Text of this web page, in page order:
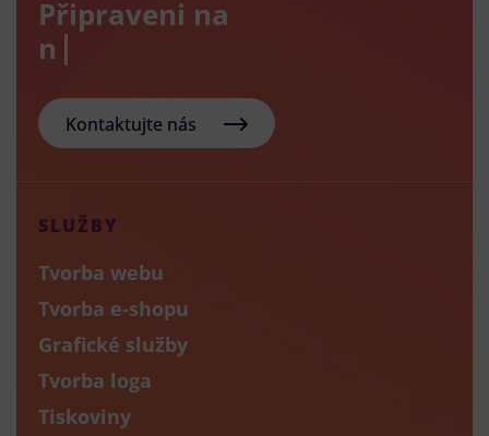
Připraveni na
nový
Kontaktujte nás
SLUŽBY
Tvorba webu
Tvorba e-shopu
Grafické služby
Tvorba loga
Tiskoviny